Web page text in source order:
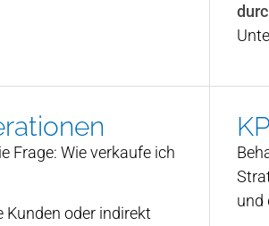
Frage: Wie verkaufe ich
Kunden oder indirekt
und